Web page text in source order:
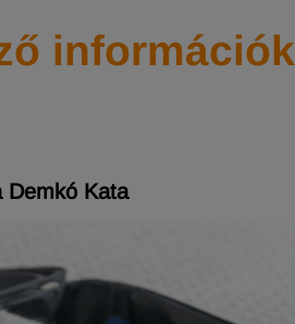
információk
Demkó Kata